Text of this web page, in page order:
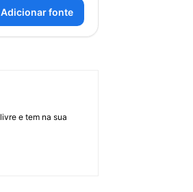
Adicionar fonte
e tem na sua